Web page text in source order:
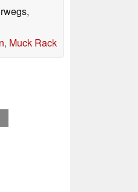
, Muck Rack